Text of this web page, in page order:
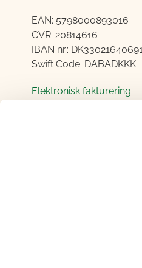
EAN: 5798000893016
CVR: 20814616
IBAN nr.:
Swift Code: DABADKKK
Elektronisk fakturering